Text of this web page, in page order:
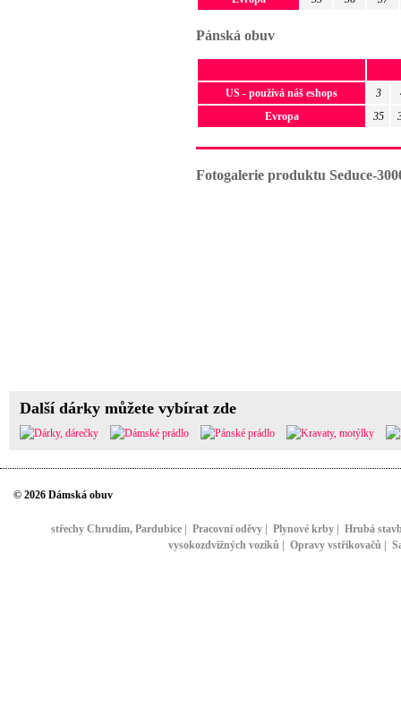
Pánská obuv
US - používá náš eshops 3
Evropa
35
Fotogalerie produktu Seduce-
Další dárky můžete vybírat zde
© 2026 Dámská obuv
střechy Chrudim, Pardubice| Pracovní oděvy| Plynové krby| Hrubá
vysokozdvižných vozíků
Opravy vstřikovačů